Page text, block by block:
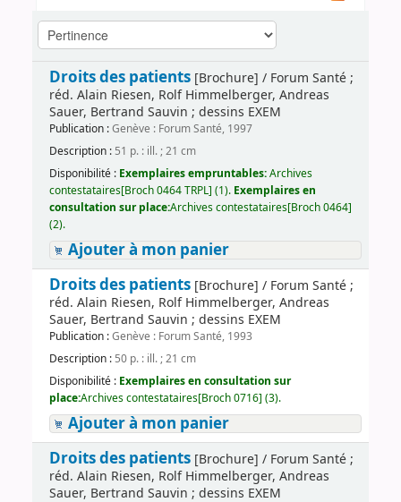
Droits des patients[Brochure] / Forum Santé ;
réd. Alain Riesen, Rolf Himmelberger, Andreas
Sauer, Bertrand Sauvin ; dessins EXEM
Publication :Genève : Forum Santé, 1997
Description : 51 p. : ill. ; 21 cm
Disponibilité : Exemplaires empruntables:Archives
contestataires[Broch 0464 TRPL] (1). Exemplaires en
consultation sur place:Archives contestataires[Broch 0464]
(2).
Ajouter à mon panier
Droits des patients[Brochure] / Forum Santé ;
réd. Alain Riesen, Rolf Himmelberger, Andreas
Sauer, Bertrand Sauvin ; dessins EXEM
Publication :Genève : Forum Santé, 1993
Description : 50 p. : ill. ; 21 cm
Disponibilité : Exemplaires en consultation sur
place:Archives contestataires[Broch 0716] (3).
Ajouter à mon panier
Droits des patients[Brochure] / Forum Santé ;
réd. Alain Riesen, Rolf Himmelberger, Andreas
Sauer, Bertrand Sauvin ; dessins EXEM